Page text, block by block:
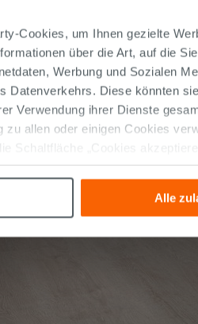
Cookies, um Ihnen gezielte
über die Art, auf die
Werbung und Sozialen
Datenverkehrs. Diese könnten
Verwendung ihrer Dienste
allen oder einigen Cookies
Schaltfläche „Cookies
erst nach der Installation
Alle